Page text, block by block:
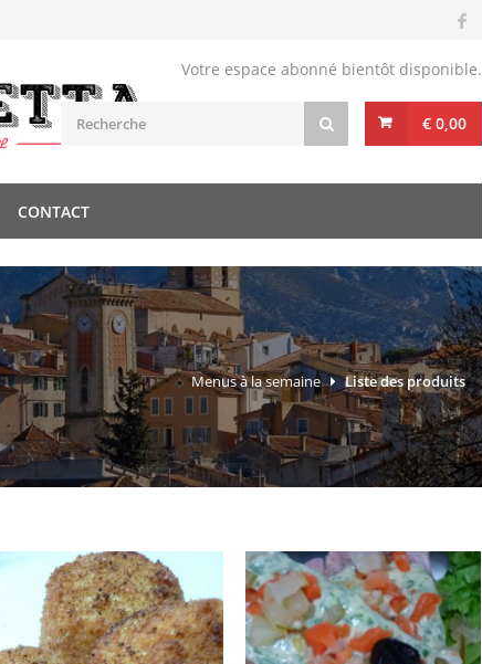
Votre espace abonné bientôt disponible.
€ 0,00
CONTACT
Menus à la semaine Liste des produits